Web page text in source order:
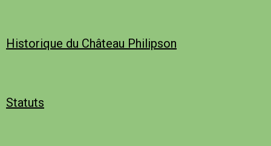
Historique du Château Philipson
Statuts